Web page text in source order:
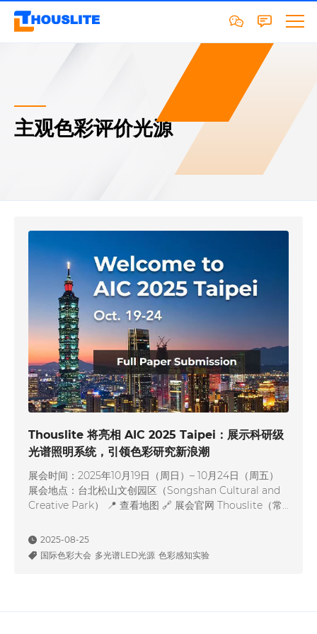
主观色彩评价光源
Thouslite 将亮相 AIC 2025 Taipei：展示科研级
光谱照明系统，引领色彩研究新浪潮
展会时间：2025年10月19日（周日）– 10月24日（周五）
展会地点：台北松山文创园区（Songshan Cultural and
Creative Park） 📍 查看地图 🔗 展会官网 Thouslite（常
（AIC）主办的全球色彩科学盛会——AIC 2025 Taipei，本
届大会主题为“Color for Future”，聚焦色彩在人类…
2025-08-25
国际色彩大会 多光谱LED光源 色彩感知实验